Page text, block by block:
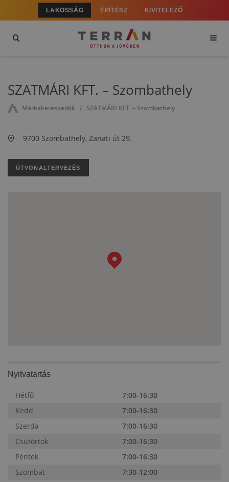
LAKOSSÁG ÉPÍTÉSZ KIVITELEZŐ
SZATMÁRI KFT. – Szombathely
Márkakereskedők SZATMÁRI KFT. – Szombathely
9700 Szombathely, Zanati út 29.
ÚTVONALTERVEZÉS
Nyitvatartás
Hétfő
7:00-16:30
Kedd
7:00-16:30
Szerda
7:00-16:30
Csütörtök
7:00-16:30
Péntek
7:00-16:30
Szombat
7:30-12:00